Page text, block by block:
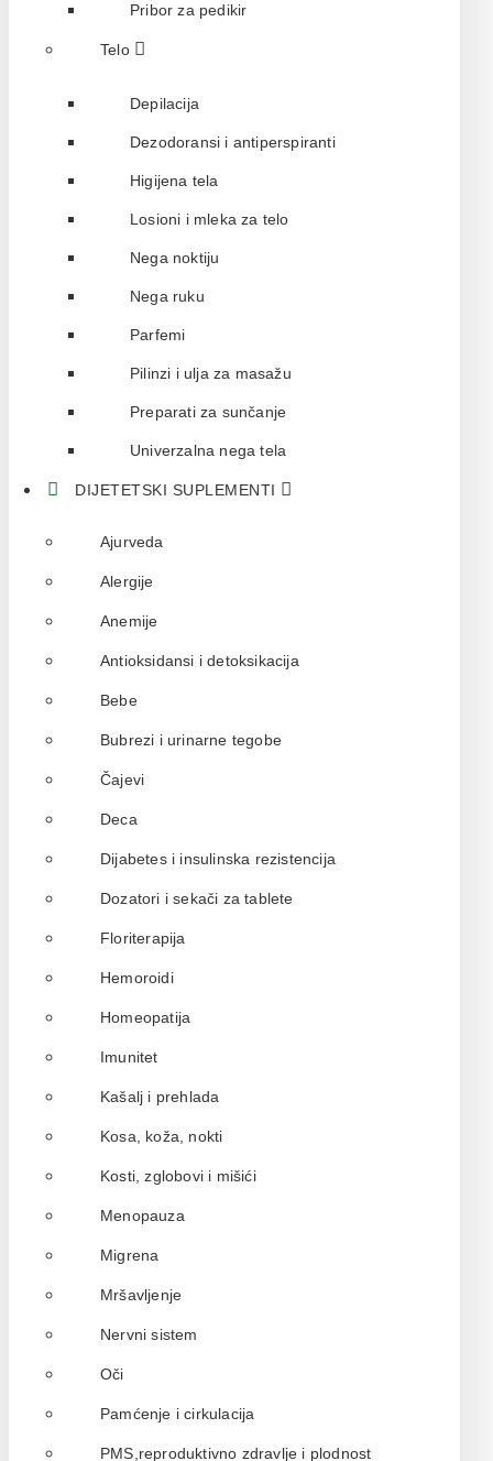
Pribor za pedikir
Telo
Depilacija
Dezodoransi i antiperspiranti
Higijena tela
Losioni i mleka za telo
Nega noktiju
Nega ruku
Parfemi
Pilinzi i ulja za masažu
Preparati za sunčanje
Univerzalna nega tela
DIJETETSKI SUPLEMENTI
Ajurveda
Alergije
Anemije
Antioksidansi i detoksikacija
Bebe
Bubrezi i urinarne tegobe
Čajevi
Deca
Dijabetes i insulinska rezistencija
Dozatori i sekači za tablete
Floriterapija
Hemoroidi
Homeopatija
Imunitet
Kašalj i prehlada
Kosa, koža, nokti
Kosti, zglobovi i mišići
Menopauza
Migrena
Mršavljenje
Nervni sistem
Oči
Pamćenje i cirkulacija
PMS,reproduktivno zdravlje i plodnost